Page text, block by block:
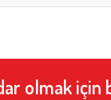
olmak için